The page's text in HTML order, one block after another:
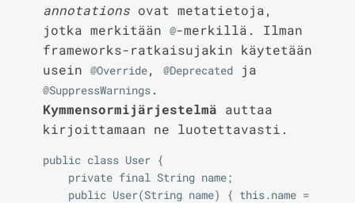
annotationsovat metatietoja,
jotka merkitään @-merkillä. Ilman
frameworks-ratkaisujakin käytetään
usein @Override, @Deprecatedja
@SuppressWarnings.
Kymmensormijärjestelmä auttaa
kirjoittamaan ne luotettavasti.
public class User {